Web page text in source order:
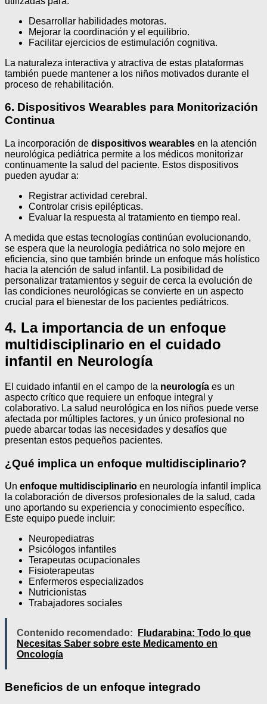
Desarrollar habilidades motoras.
Mejorar la coordinación y el equilibrio.
Facilitar ejercicios de estimulación cognitiva.
La naturaleza interactiva y atractiva de estas plataformas
también puede mantener a los niños motivados durante el
proceso de rehabilitación.
6. Dispositivos Wearables para Monitorización
Continua
La incorporación de dispositivos wearables en la atención
neurológica pediátrica permite a los médicos monitorizar
continuamente la salud del paciente. Estos dispositivos
pueden ayudar a:
Registrar actividad cerebral.
Controlar crisis epilépticas.
Evaluar la respuesta al tratamiento en tiempo real.
A medida que estas tecnologías continúan evolucionando,
se espera que la neurología pediátrica no solo mejore en
eficiencia, sino que también brinde un enfoque más holístico
hacia la atención de salud infantil. La posibilidad de
personalizar tratamientos y seguir de cerca la evolución de
las condiciones neurológicas se convierte en un aspecto
crucial para el bienestar de los pacientes pediátricos.
4. La importancia de un enfoque
multidisciplinario en el cuidado
infantil en Neurología
El cuidado infantil en el campo de la neurología es un
aspecto crítico que requiere un enfoque integral y
colaborativo. La salud neurológica en los niños puede verse
afectada por múltiples factores, y un único profesional no
puede abarcar todas las necesidades y desafíos que
presentan estos pequeños pacientes.
¿Qué implica un enfoque multidisciplinario?
Un enfoque multidisciplinario en neurología infantil implica
la colaboración de diversos profesionales de la salud, cada
uno aportando su experiencia y conocimiento específico.
Este equipo puede incluir:
Neuropediatras
Psicólogos infantiles
Terapeutas ocupacionales
Fisioterapeutas
Enfermeros especializados
Nutricionistas
Trabajadores sociales
Contenido recomendado:
Fludarabina: Todo lo que
Necesitas Saber sobre este Medicamento en
Oncología
Beneficios de un enfoque integrado